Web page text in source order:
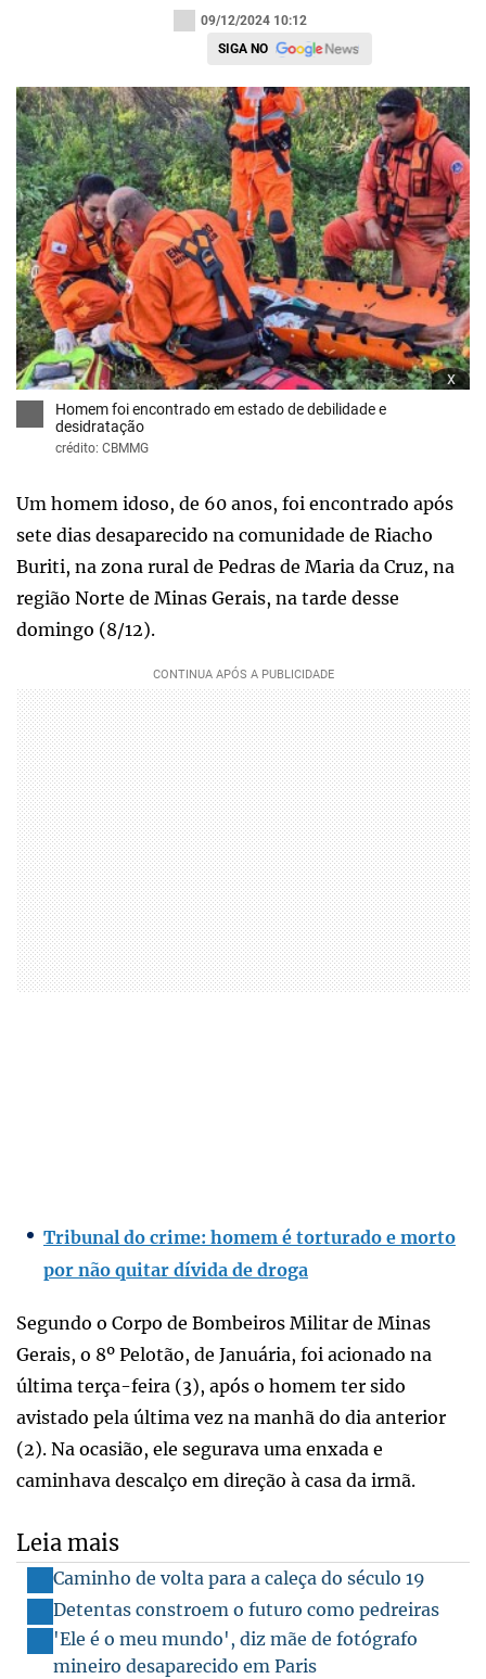
09/12/2024 10:12
SIGA NO
x
Homem foi encontrado em estado de debilidade e
desidratação
crédito: CBMMG
Um homem idoso, de 60 anos, foi encontrado após
sete dias desaparecido na comunidade de Riacho
Buriti, na zona rural de Pedras de Maria da Cruz, na
região Norte de Minas Gerais, na tarde desse
domingo (8/12).
Tribunal do crime: homem é torturado e morto
por não quitar dívida de droga
Segundo o Corpo de Bombeiros Militar de Minas
Gerais, o 8º Pelotão, de Januária, foi acionado na
última terça-feira (3), após o homem ter sido
avistado pela última vez na manhã do dia anterior
(2). Na ocasião, ele segurava uma enxada e
caminhava descalço em direção à casa da irmã.
Leia mais
Caminho de volta para a caleça do século 19
Detentas constroem o futuro como pedreiras
'Ele é o meu mundo', diz mãe de fotógrafo
mineiro desaparecido em Paris